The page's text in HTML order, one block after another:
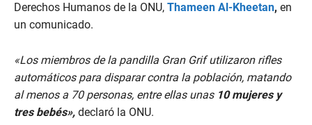
Derechos Humanos de la ONU, Thameen Al-Kheetan, en
un comunicado.
«Los miembros de la pandilla Gran Grif utilizaron rifles
automáticos para disparar contra la población, matando
al menos a 70 personas, entre ellas unas 10 mujeres y
tres bebés», declaró la ONU.